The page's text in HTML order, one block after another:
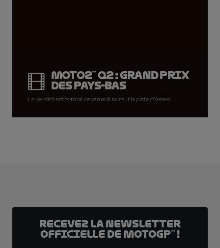
Moto2™ Q2 : Grand Prix
des Pays-Bas
Le verdict est tombé ce samedi soir sur la piste d'Assen.
Recevez la Newsletter
officielle de MotoGP™ !